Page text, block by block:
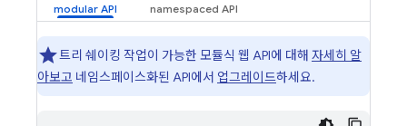
트리 쉐이킹 작업이 가능한 모듈식 웹 API에 대해 자세히 알
아보고 네임스페이스화된 API에서 업그레이드하세요.